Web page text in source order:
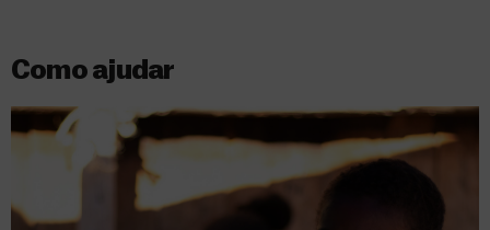
Como ajudar